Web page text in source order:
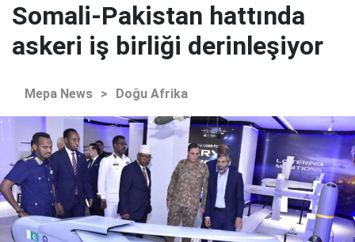
Somali-Pakistan hattında
askeri iş birliği derinleşiyor
Mepa News > Doğu Afrika